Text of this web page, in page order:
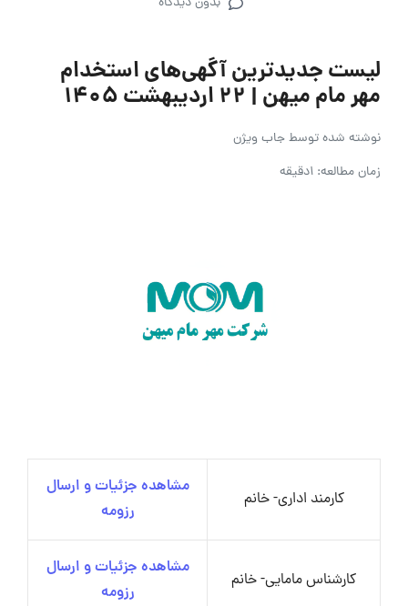
لیست جدیدترین آگهی‌های استخدام
مهر مام میهن | ۲۲ اردیبهشت ۱۴۰۵
نوشته شده توسطجاب ویژن
زمان مطالعه: 1دقیقه
کارمند اداری- خانم
مشاهده جزئیات و ارسال
رزومه
کارشناس مامایی- خانم
مشاهده جزئیات و ارسال
رزومه